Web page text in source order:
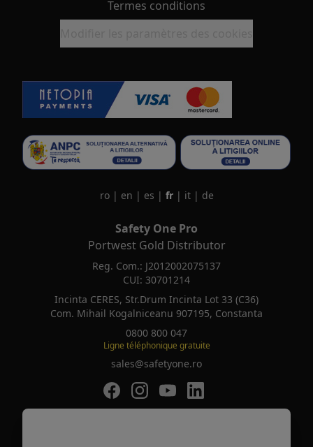
Termes conditions
ro | en | es | fr | it | de
Safety One Pro
Portwest Gold Distributor
Reg. Com.: J2012002075137
CUI: 30701214
Incinta CERES, Str.Drum Incinta Lot 33 (C36)
Com. Mihail Kogalniceanu 907195, Constanta
0800 800 047
Ligne téléphonique gratuite
sales@safetyone.ro
SafetyOne pe Facebook
SafetyOne pe Instagram
SafetyOne pe Youtube
SafetyOne pe LinkedIn